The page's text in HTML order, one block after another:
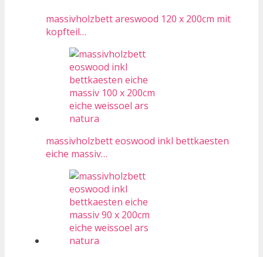
massivholzbett areswood 120 x 200cm mit
kopfteil…
massivholzbett eoswood inkl bettkaesten
eiche massiv…